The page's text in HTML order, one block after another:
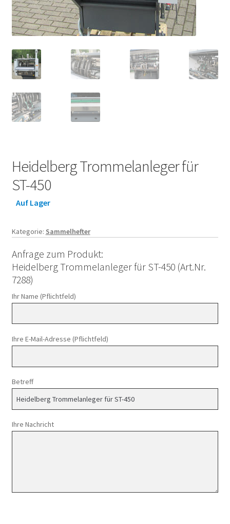
Heidelberg Trommelanleger für
ST-450
Auf Lager
Kategorie: Sammelhefter
Anfrage zum Produkt:
Heidelberg Trommelanleger für ST-450 (Art.Nr.
7288)
Ihr Name (Pflichtfeld)
Ihre E-Mail-Adresse (Pflichtfeld)
Betreff
Ihre Nachricht